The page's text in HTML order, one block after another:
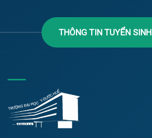
THÔNG TIN TUYỂN SINH